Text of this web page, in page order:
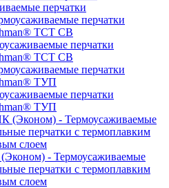
перчатки
перчатки
TCT CB
перчатки
ТУП
- Термоусаживаемые
перчатки с термоплавким
слоем